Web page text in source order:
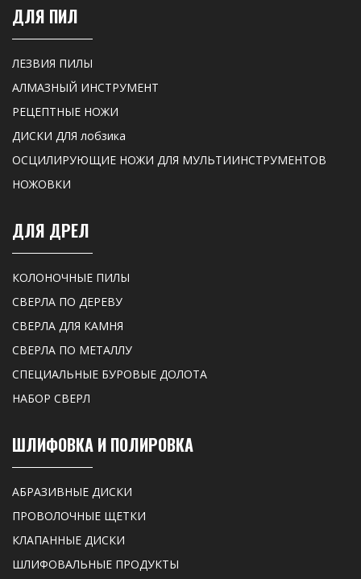
ДЛЯ ПИЛ
ЛЕЗВИЯ ПИЛЫ
АЛМАЗНЫЙ ИНСТРУМЕНТ
РЕЦЕПТНЫЕ НОЖИ
ДИСКИ ДЛЯ лобзика
ОСЦИЛИРУЮЩИЕ НОЖИ ДЛЯ МУЛЬТИИНСТРУМЕНТОВ
НОЖОВКИ
ДЛЯ ДРЕЛ
КОЛОНОЧНЫЕ ПИЛЫ
СВЕРЛА ПО ДЕРЕВУ
СВЕРЛА ДЛЯ КАМНЯ
СВЕРЛА ПО МЕТАЛЛУ
СПЕЦИАЛЬНЫЕ БУРОВЫЕ ДОЛОТА
НАБОР СВЕРЛ
ШЛИФОВКА И ПОЛИРОВКА
АБРАЗИВНЫЕ ДИСКИ
ПРОВОЛОЧНЫЕ ЩЕТКИ
КЛАПАННЫЕ ДИСКИ
ШЛИФОВАЛЬНЫЕ ПРОДУКТЫ